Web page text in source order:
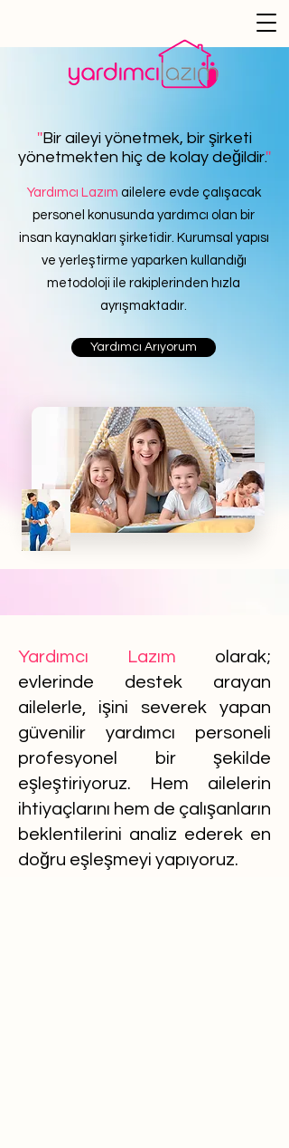
''Bir aileyi yönetmek, bir şirketi
yönetmekten hiç de kolay değildir.''
Yardımcı Lazım ailelere evde çalışacak
personel konusunda yardımcı olan bir
insan kaynakları şirketidir. Kurumsal yapısı
ve yerleştirme yaparken kullandığı
metodoloji ile rakiplerinden hızla
ayrışmaktadır.
Yardımcı Arıyorum
Yardımcı Lazım olarak;
evlerinde destek arayan
ailelerle, işini severek yapan
güvenilir yardımcı personeli
profesyonel bir şekilde
eşleştiriyoruz. Hem ailelerin
ihtiyaçlarını hem de çalışanların
beklentilerini analiz ederek en
doğru eşleşmeyi yapıyoruz.